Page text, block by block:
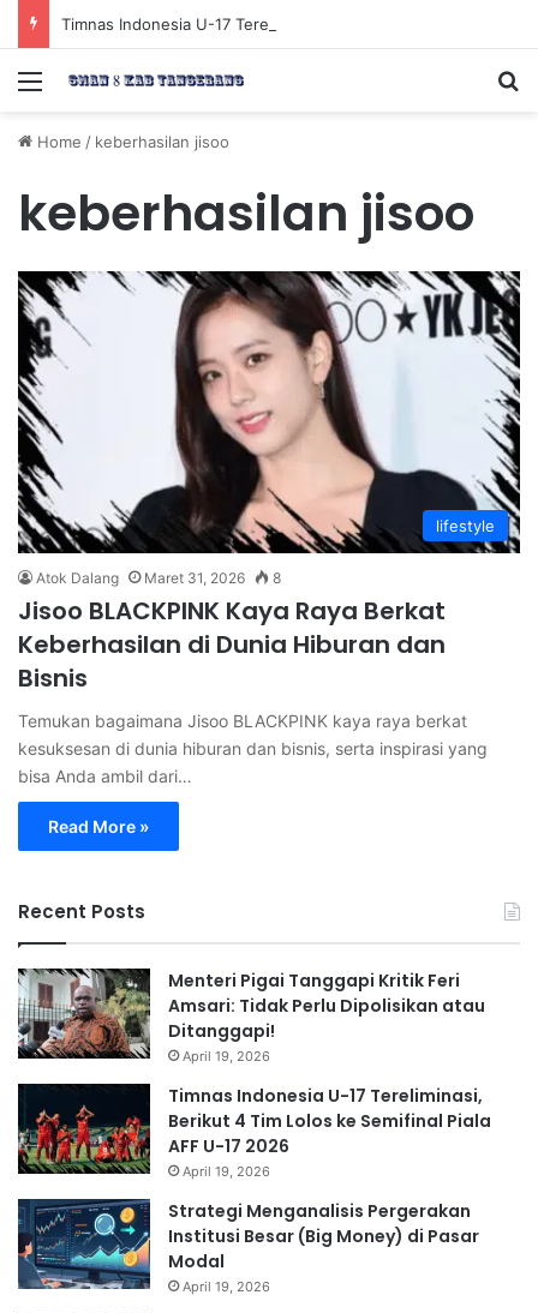
Menu
Home / keberhasilan jisoo
keberhasilan jisoo
lifestyle
Atok Dalang Maret 31, 2026 8
Jisoo BLACKPINK Kaya Raya Berkat
Keberhasilan di Dunia Hiburan dan
Bisnis
Temukan bagaimana Jisoo BLACKPINK kaya raya berkat
kesuksesan di dunia hiburan dan bisnis, serta inspirasi yang
bisa Anda ambil dari…
Read More »
Recent Posts
Menteri Pigai Tanggapi Kritik Feri
Amsari: Tidak Perlu Dipolisikan atau
Ditanggapi!
April 19, 2026
Timnas Indonesia U-17 Tereliminasi,
Berikut 4 Tim Lolos ke Semifinal Piala
AFF U-17 2026
April 19, 2026
Strategi Menganalisis Pergerakan
Institusi Besar (Big Money) di Pasar
Modal
April 19, 2026